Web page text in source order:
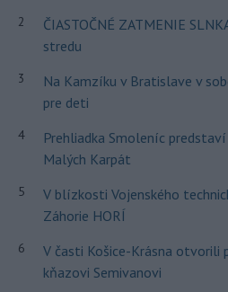
2
ČIASTOČNÉ ZATMENIE
stredu
3
Na Kamzíku v Bratislave v
pre deti
4
Prehliadka Smoleníc
Malých Karpát
5
V blízkosti Vojenského
Záhorie HORÍ
6
V časti Košice-Krásna otvorili
kňazovi Semivanovi